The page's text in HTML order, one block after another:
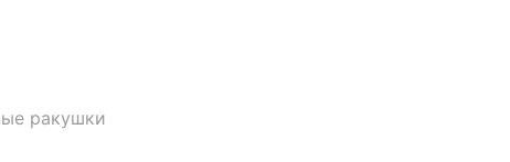
ракушки